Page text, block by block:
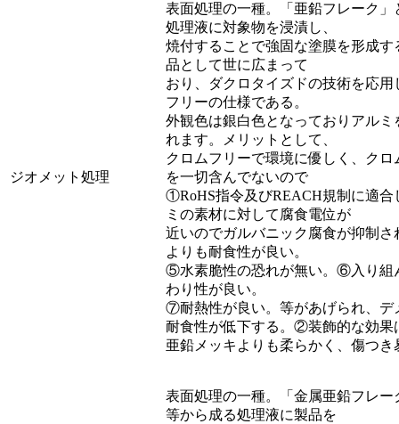
ジオメット処理
表面処理の一種。「亜鉛フレーク
処理液に対象物を浸漬し、
焼付することで強固な塗膜を形成
品として世に広まって
おり、ダクロタイズドの技術を応
フリーの仕様である。
外観色は銀白色となっておりアル
れます。メリットとして、
クロムフリーで環境に優しく、ク
を一切含んでないので
①RoHS指令及びREACH規制に適
ミの素材に対して腐食電位が
近いのでガルバニック腐食が抑制
よりも耐食性が良い。
⑤水素脆性の恐れが無い。⑥入り組
わり性が良い。
⑦耐熱性が良い。等があげられ、
耐食性が低下する。②装飾的な効
亜鉛メッキよりも柔らかく、傷つ
表面処理の一種。「金属亜鉛フレ
等から成る処理液に製品を